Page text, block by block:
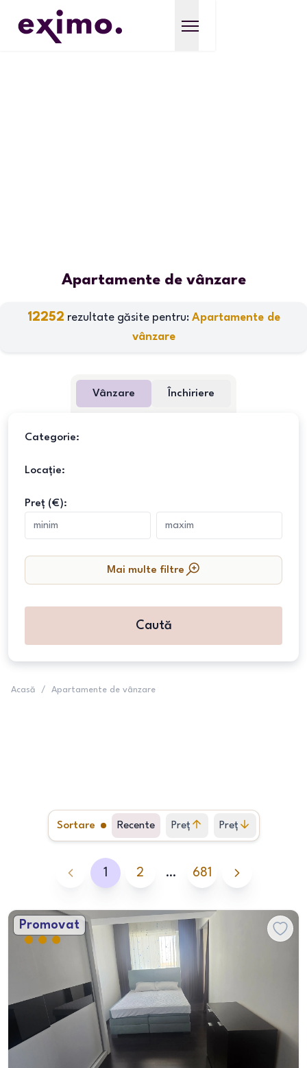
Apartamente de vânzare
12252 rezultate găsite pentru: Apartamente de
vânzare
Vânzare Închiriere
Categorie:
Locație:
Preț (€):
Mai multe filtre
Caută
Acasă / Apartamente de vânzare
Sortare Recente Preț
crescător
Preț
descrescător
1 2 … 681
Promovat